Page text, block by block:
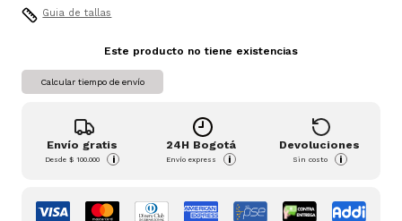
Guia de tallas
Este producto no tiene existencias
Calcular tiempo de envío
Envío gratis
Desde$ 100.000 i
24H Bogotá
Envío express i
Devoluciones
Sin costo i